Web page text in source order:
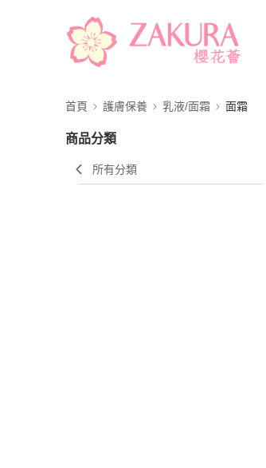
首頁 護膚保養 乳液/面霜 面霜
商品分類
所有分類